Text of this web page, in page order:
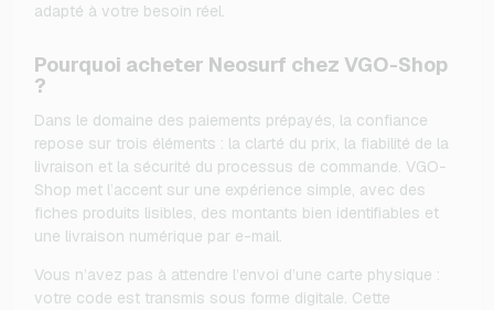
adapté à votre besoin réel.
Pourquoi acheter Neosurf chez VGO-Shop
?
Dans le domaine des paiements prépayés, la confiance
repose sur trois éléments : la clarté du prix, la fiabilité de la
livraison et la sécurité du processus de commande. VGO-
Shop met l’accent sur une expérience simple, avec des
fiches produits lisibles, des montants bien identifiables et
une livraison numérique par e-mail.
Vous n’avez pas à attendre l’envoi d’une carte physique :
votre code est transmis sous forme digitale. Cette